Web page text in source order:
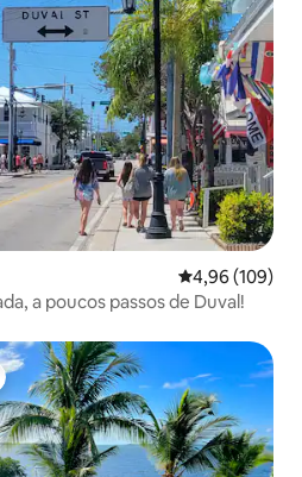
4,96 de uma
4,96 (109)
a poucos passos de Duval!